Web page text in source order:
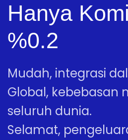
Hanya
%0.2
Mudah, integrasi
Global, kebebasan
seluruh dunia.
Selamat,